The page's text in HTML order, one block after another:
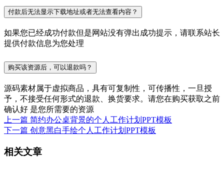
付款后无法显示下载地址或者无法查看内容？
如果您已经成功付款但是网站没有弹出成功提示，请联系站长
提供付款信息为您处理
购买该资源后，可以退款吗？
源码素材属于虚拟商品，具有可复制性，可传播性，一旦授
予，不接受任何形式的退款、换货要求。请您在购买获取之前
确认好 是您所需要的资源
上一篇 简约办公桌背景的个人工作计划PPT模板
下一篇 创意黑白手绘个人工作计划PPT模板
相关文章